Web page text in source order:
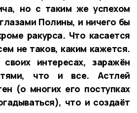
но с таким же успехом
Полины, и ничего бы
ракурса. Что касается
не таков, каким кажется.
интересах, заражён
что и все. Астлей
(о многих его поступках
что и создаёт